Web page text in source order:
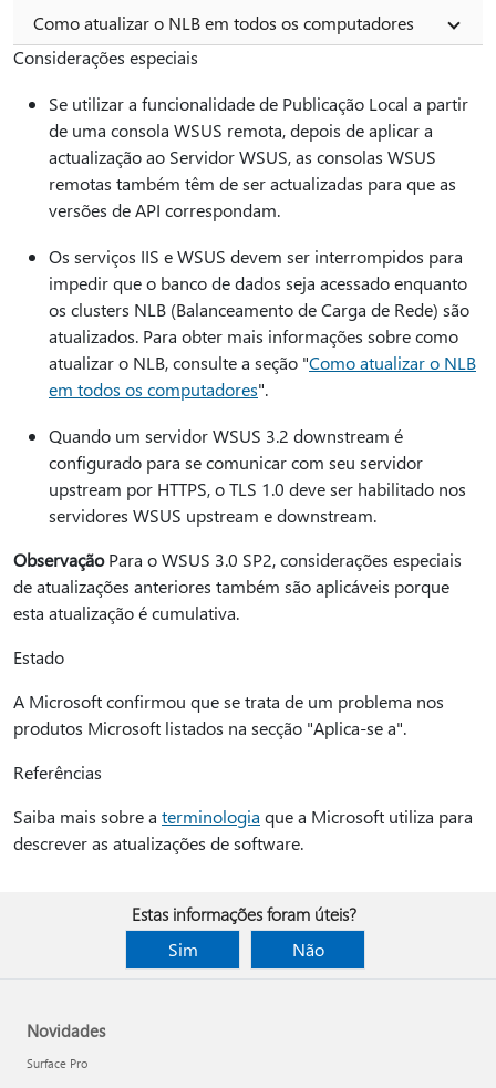
Como atualizar o NLB em todos os computadores
Considerações especiais
Se utilizar a funcionalidade de Publicação Local a partir
de uma consola WSUS remota, depois de aplicar a
actualização ao Servidor WSUS, as consolas WSUS
remotas também têm de ser actualizadas para que as
versões de API correspondam.
Os serviços IIS e WSUS devem ser interrompidos para
impedir que o banco de dados seja acessado enquanto
os clusters NLB (Balanceamento de Carga de Rede) são
atualizados. Para obter mais informações sobre como
atualizar o NLB, consulte a seção "Como atualizar o NLB
em todos os computadores".
Quando um servidor WSUS 3.2 downstream é
configurado para se comunicar com seu servidor
upstream por HTTPS, o TLS 1.0 deve ser habilitado nos
servidores WSUS upstream e downstream.
ObservaçãoPara o WSUS 3.0 SP2, considerações especiais
de atualizações anteriores também são aplicáveis porque
esta atualização é cumulativa.
Estado
A Microsoft confirmou que se trata de um problema nos
produtos Microsoft listados na secção "Aplica-se a".
Referências
Saiba mais sobre a terminologia que a Microsoft utiliza para
descrever as atualizações de software.
Estas informações foram úteis?
Sim
Não
Novidades
Surface Pro